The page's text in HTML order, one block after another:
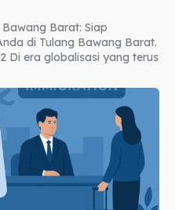
Barat: Siap
di Tulang Bawang Barat.
Di era globalisasi yang terus